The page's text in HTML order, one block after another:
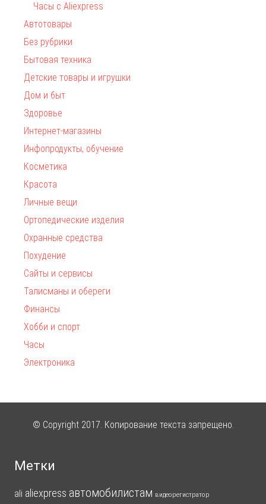
Часы с Aliexpress
Автотовары
Без рубрики
Бытовая техника
Детские товары и игрушки
Дом и быт
Здоровье
Интернет-магазины
Инфопродукты, обучение
Косметика
Красота
Личные вещи
Ортопедические изделия
Охранные средства
Похудение
Сайты и сервисы
Талисманы и обереги
Финансы
Хобби и спорт
Часы
Электроника
© Copyright 2017. Копирование текста запрещено.
Метки
ali aliexpress автомобилистам видеорегистратор